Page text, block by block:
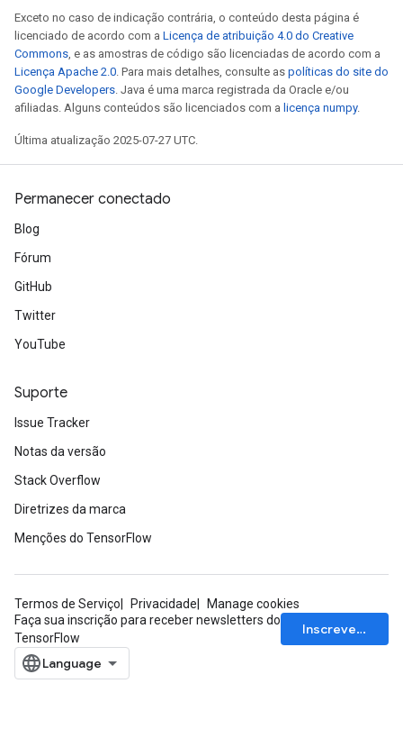
Exceto no caso de indicação contrária, o conteúdo desta página é
licenciado de acordo com a Licença de atribuição 4.0 do Creative
Commons, e as amostras de código são licenciadas de acordo com a
Licença Apache 2.0. Para mais detalhes, consulte as políticas do site do
Google Developers. Java é uma marca registrada da Oracle e/ou
afiliadas. Alguns conteúdos são licenciados com a licença numpy.
Última atualização 2025-07-27 UTC.
Permanecer conectado
Blog
Fórum
GitHub
Twitter
YouTube
Suporte
Issue Tracker
Notas da versão
Stack Overflow
Diretrizes da marca
Menções do TensorFlow
Termos de Serviço Privacidade
Manage cookies
Faça sua inscrição para receber newsletters do
TensorFlow
Inscrever-se